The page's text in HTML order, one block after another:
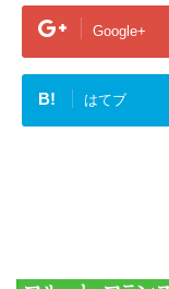
Google+
B! はてブ